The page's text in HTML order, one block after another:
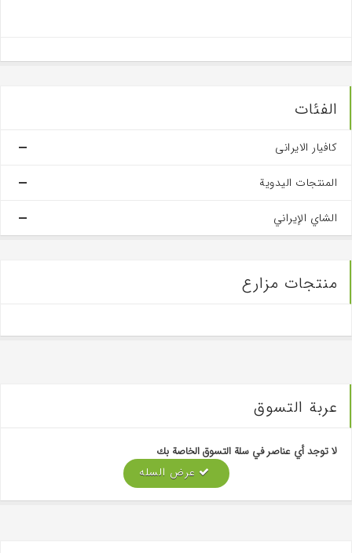
الفئات
کافیار الایرانی
المنتجات اليدوية
الشاي الإيراني
منتجات مزارع
عربة التسوق
لا توجد أي عناصر في سلة التسوق الخاصة بك
عرض السله